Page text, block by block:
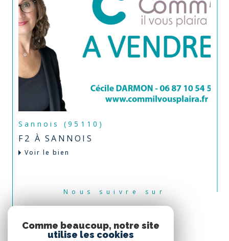
Sannois (95110)
F2 À SANNOIS
Voir le bien
Nous suivre sur
Comme beaucoup, notre site
utilise les cookies